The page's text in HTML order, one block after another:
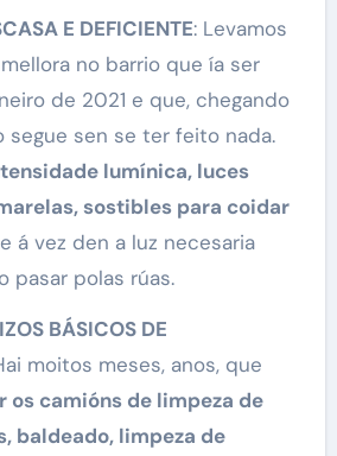
E DEFICIENTE: Levamos
no barrio que ía ser
de 2021 e que, chegando
segue sen se ter feito nada.
lumínica, luces
sostibles para coidar
á vez den a luz necesaria
pasar polas rúas.
BÁSICOS DE
moitos meses, anos, que
os camións de limpeza de
baldeado, limpeza de